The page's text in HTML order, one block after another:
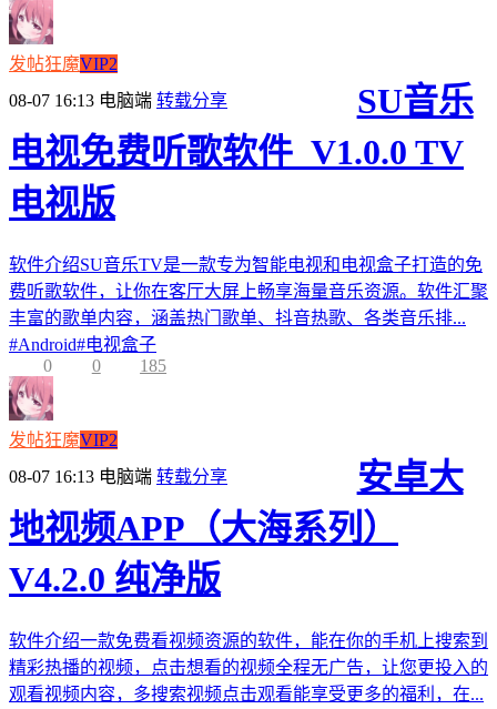
发帖狂魔VIP2
08-07 16:13 电脑端 转载分享
SU音乐
电视免费听歌软件_V1.0.0 TV
电视版
软件介绍SU音乐TV是一款专为智能电视和电视盒子打造的免
费听歌软件，让你在客厅大屏上畅享海量音乐资源。软件汇聚
丰富的歌单内容，涵盖热门歌单、抖音热歌、各类音乐排...
#Android#电视盒子
0
0 185
发帖狂魔VIP2
08-07 16:13 电脑端 转载分享
安卓大
地视频APP（大海系列）
V4.2.0 纯净版
软件介绍一款免费看视频资源的软件，能在你的手机上搜索到
精彩热播的视频，点击想看的视频全程无广告，让您更投入的
观看视频内容，多搜索视频点击观看能享受更多的福利，在...